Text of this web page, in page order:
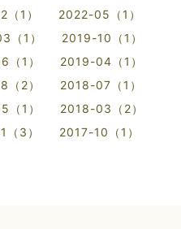
1）
2022-05（1）
（1）
2019-10（1）
（1）
2019-04（1）
2）
2018-07（1）
1）
2018-03（2）
（3） 2017-10（1）